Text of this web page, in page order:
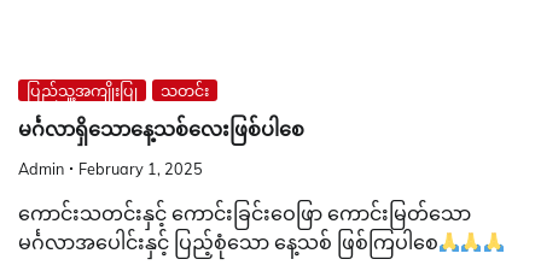
ပြည်သူ့အကျိုးပြု သတင်း
မင်္ဂလာရှိသောနေ့သစ်လေးဖြစ်ပါစေ
Admin February 1, 2025
ကောင်းသတင်းနှင့် ကောင်းခြင်းဝေဖြာ ကောင်းမြတ်သော
မင်္ဂလာအပေါင်းနှင့် ပြည့်စုံသော နေ့သစ် ဖြစ်ကြပါစေ